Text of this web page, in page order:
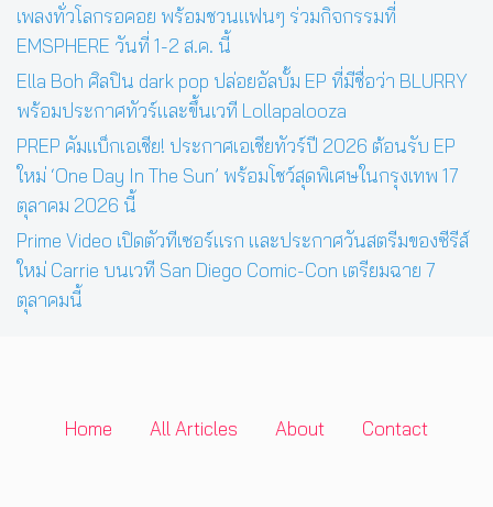
เพลงทั่วโลกรอคอย พร้อมชวนแฟนๆ ร่วมกิจกรรมที่
EMSPHERE วันที่ 1-2 ส.ค. นี้
Ella Boh ศิลปิน dark pop ปล่อยอัลบั้ม EP ที่มีชื่อว่า BLURRY
พร้อมประกาศทัวร์และขึ้นเวที Lollapalooza
PREP คัมแบ็กเอเชีย! ประกาศเอเชียทัวร์ปี 2026 ต้อนรับ EP
ใหม่ ‘One Day In The Sun’ พร้อมโชว์สุดพิเศษในกรุงเทพ 17
ตุลาคม 2026 นี้
Prime Video เปิดตัวทีเซอร์แรก และประกาศวันสตรีมของซีรีส์
ใหม่ Carrie บนเวที San Diego Comic-Con เตรียมฉาย 7
ตุลาคมนี้
Home All Articles About Contact